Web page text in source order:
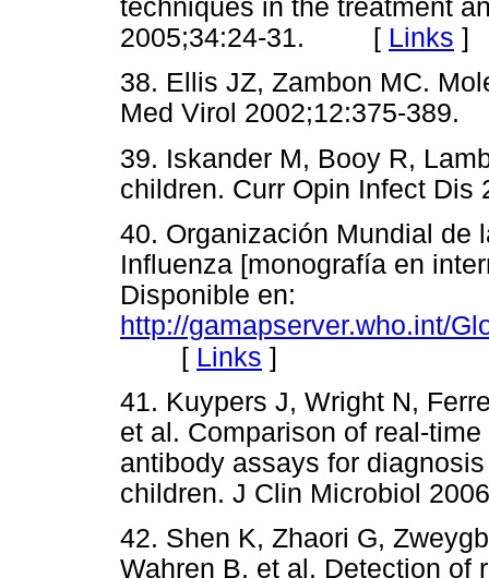
techniques in the treatment
2005;34:24-31. [ Links ]
38. Ellis JZ, Zambon MC.
Med Virol 2002;12:375-
39. Iskander M, Booy R,
children. Curr Opin Infect
40. Organización Mundial de
Influenza [monografía en
Disponible en:
http://gamapserver.who.int/
[ Links ]
41. Kuypers J, Wright N,
et al. Comparison of real-
antibody assays for
children. J Clin Microbiol
42. Shen K, Zhaori G,
Wahren B, et al. Detection of